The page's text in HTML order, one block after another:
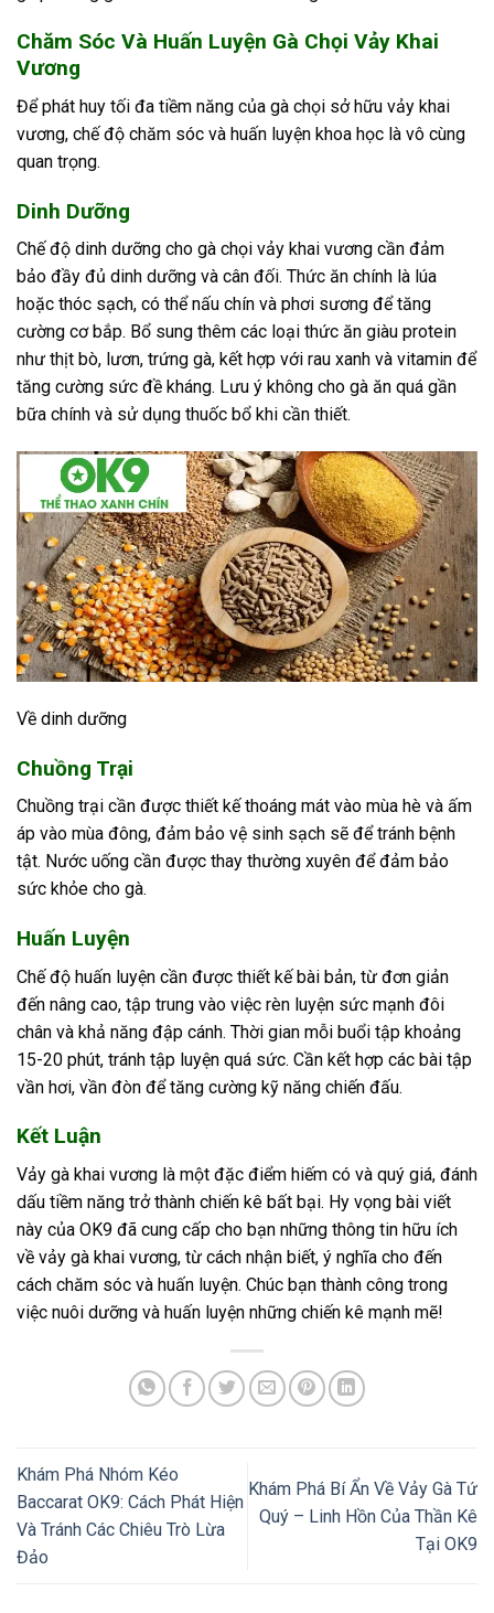
Chăm Sóc Và Huấn Luyện Gà Chọi Vảy Khai
Vương
Để phát huy tối đa tiềm năng của gà chọi sở hữu vảy khai
vương, chế độ chăm sóc và huấn luyện khoa học là vô cùng
quan trọng.
Dinh Dưỡng
Chế độ dinh dưỡng cho gà chọi vảy khai vương cần đảm
bảo đầy đủ dinh dưỡng và cân đối. Thức ăn chính là lúa
hoặc thóc sạch, có thể nấu chín và phơi sương để tăng
cường cơ bắp. Bổ sung thêm các loại thức ăn giàu protein
như thịt bò, lươn, trứng gà, kết hợp với rau xanh và vitamin để
tăng cường sức đề kháng. Lưu ý không cho gà ăn quá gần
bữa chính và sử dụng thuốc bổ khi cần thiết.
Về dinh dưỡng
Chuồng Trại
Chuồng trại cần được thiết kế thoáng mát vào mùa hè và ấm
áp vào mùa đông, đảm bảo vệ sinh sạch sẽ để tránh bệnh
tật. Nước uống cần được thay thường xuyên để đảm bảo
sức khỏe cho gà.
Huấn Luyện
Chế độ huấn luyện cần được thiết kế bài bản, từ đơn giản
đến nâng cao, tập trung vào việc rèn luyện sức mạnh đôi
chân và khả năng đập cánh. Thời gian mỗi buổi tập khoảng
15-20 phút, tránh tập luyện quá sức. Cần kết hợp các bài tập
vần hơi, vần đòn để tăng cường kỹ năng chiến đấu.
Kết Luận
Vảy gà khai vương là một đặc điểm hiếm có và quý giá, đánh
dấu tiềm năng trở thành chiến kê bất bại. Hy vọng bài viết
này của OK9 đã cung cấp cho bạn những thông tin hữu ích
về vảy gà khai vương, từ cách nhận biết, ý nghĩa cho đến
cách chăm sóc và huấn luyện. Chúc bạn thành công trong
việc nuôi dưỡng và huấn luyện những chiến kê mạnh mẽ!
Khám Phá Nhóm Kéo
Baccarat OK9: Cách Phát Hiện
Và Tránh Các Chiêu Trò Lừa
Đảo
Khám Phá Bí Ẩn Về Vảy Gà Tứ
Quý – Linh Hồn Của Thần Kê
Tại OK9